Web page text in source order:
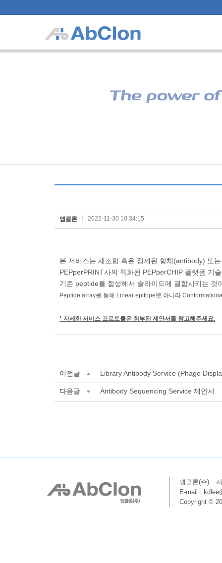
앱클론 2022-11-30 10:34:15
본 서비스는 재조합 혹은 정제된 항체(antibody) 또
PEPperPRINT사의 특화된 PEPperCHIP 플랫폼 기
기존 peptide를 합성해서 슬라이드에 결합시키는
Peptide array를 통해 Linear epitope뿐 아니라
* 자세한 서비스 프로토콜은 첨부된 제안서를 참고해주세요.
이전글 Library Antibody Service (Phage
다음글 Antibody Sequencing Service 제안서
앱클론(주)
E-mail :
Copyright ©